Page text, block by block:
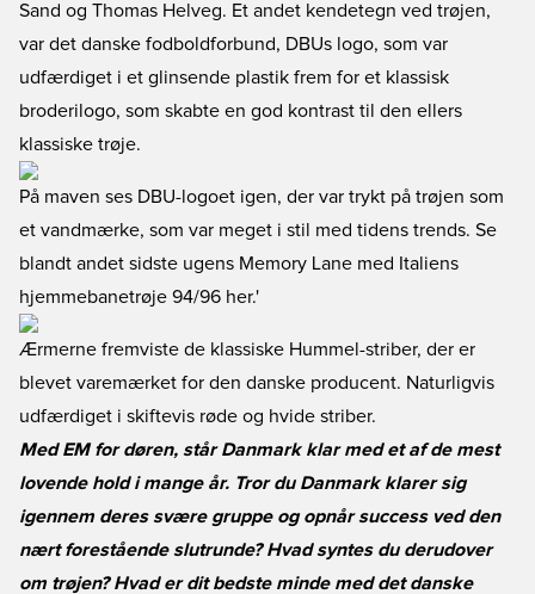
Sand og Thomas Helveg. Et andet kendetegn ved trøjen,
var det danske fodboldforbund, DBUs logo, som var
udfærdiget i et glinsende plastik frem for et klassisk
broderilogo, som skabte en god kontrast til den ellers
klassiske trøje.
På maven ses DBU-logoet igen, der var trykt på trøjen som
et vandmærke, som var meget i stil med tidens trends. Se
blandt andet sidste ugens Memory Lane med Italiens
hjemmebanetrøje 94/96 her.'
Ærmerne fremviste de klassiske Hummel-striber, der er
blevet varemærket for den danske producent. Naturligvis
udfærdiget i skiftevis røde og hvide striber.
Med EM for døren, står Danmark klar med et af de mest
lovende hold i mange år. Tror du Danmark klarer sig
igennem deres svære gruppe og opnår success ved den
nært forestående slutrunde? Hvad syntes du derudover
om trøjen? Hvad er dit bedste minde med det danske